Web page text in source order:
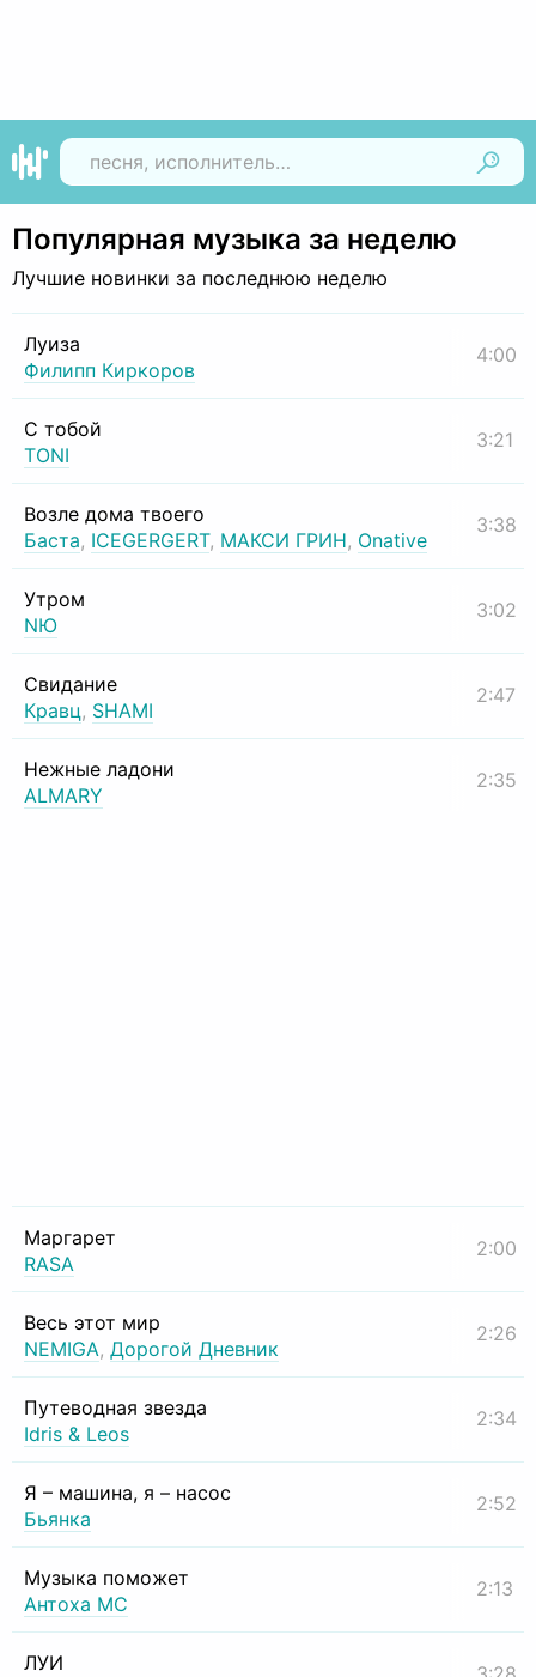
Популярная музыка за неделю
Лучшие новинки за последнюю неделю
Луиза
Филипп Киркоров
4:00
С тобой
TONI
3:21
Возле дома твоего
Баста, ICEGERGERT, МАКСИ ГРИН, Onative
3:38
Утром
NЮ
3:02
Свидание
Кравц, SHAMI
2:47
Нежные ладони
ALMARY
2:35
Маргарет
RASA
2:00
Весь этот мир
NEMIGA, Дорогой Дневник
2:26
Путеводная звезда
Idris & Leos
2:34
Я – машина, я – насос
Бьянка
2:52
Музыка поможет
Антоха МС
2:13
ЛУИ